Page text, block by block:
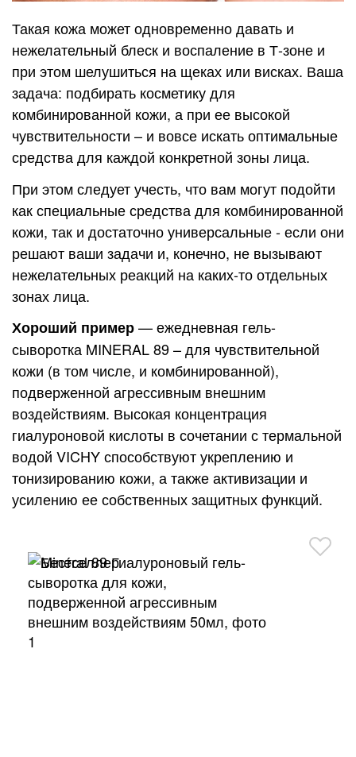
Такая кожа может одновременно давать и
нежелательный блеск и воспаление в Т-зоне и
при этом шелушиться на щеках или висках. Ваша
задача: подбирать косметику для
комбинированной кожи, а при ее высокой
чувствительности – и вовсе искать оптимальные
средства для каждой конкретной зоны лица.
При этом следует учесть, что вам могут подойти
как специальные средства для комбинированной
кожи, так и достаточно универсальные - если они
решают ваши задачи и, конечно, не вызывают
нежелательных реакций на каких-то отдельных
зонах лица.
Хороший пример— ежедневная гель-
сыворотка MINERAL 89 – для чувствительной
кожи (в том числе, и комбинированной),
подверженной агрессивным внешним
воздействиям. Высокая концентрация
гиалуроновой кислоты в сочетании с термальной
водой VICHY способствуют укреплению и
тонизированию кожи, а также активизации и
усилению ее собственных защитных функций.